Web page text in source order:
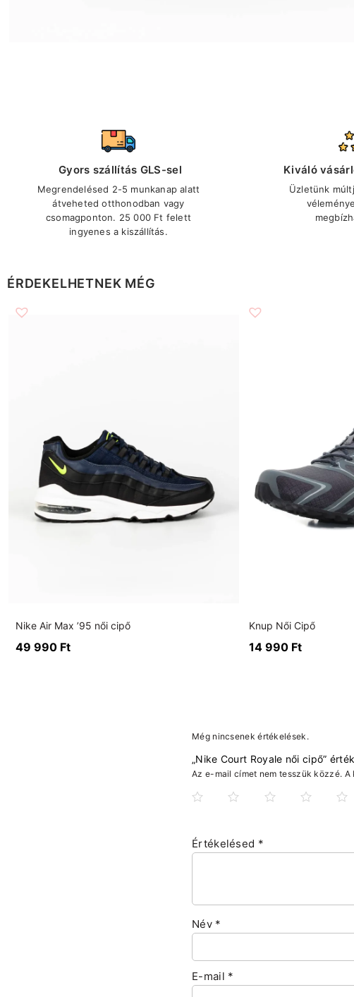
Gyors szállítás GLS-sel
Megrendelésed 2-5 munkanap alatt
átveheted otthonodban vagy
csomagponton. 25 000 Ft felett
ingyenes a kiszállítás.
Kiváló
Üzletünk
ÉRDEKELHETNEK MÉG
Nike Air Max ’95 női cipő
49 990 Ft
Knup Női Cipő
14 990 Ft
Még nincsenek értékelések.
„Nike Court Royale női cipő”
Az e-mail címet nem tesszük közzé. A
Értékelésed *
Név *
E-mail *